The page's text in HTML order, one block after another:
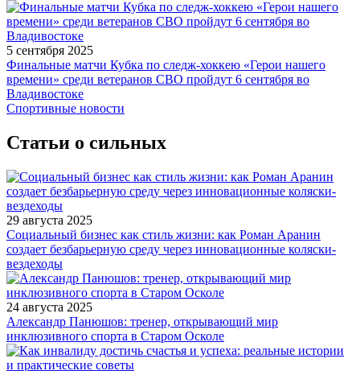
5 сентября 2025
Финальные матчи Кубка по следж-хоккею «Герои нашего
времени» среди ветеранов СВО пройдут 6 сентября во
Владивостоке
Спортивные новости
Статьи о сильных
29 августа 2025
Социальный бизнес как стиль жизни: как Роман Аранин
создает безбарьерную среду через инновационные коляски-
вездеходы
24 августа 2025
Александр Панюшов: тренер, открывающий мир
инклюзивного спорта в Старом Осколе